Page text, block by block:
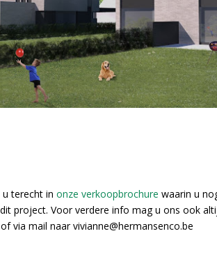
terecht in onze verkoopbrochure waarin u
project. Voor verdere info mag u ons ook
via mail naar vivianne@hermansenco.be